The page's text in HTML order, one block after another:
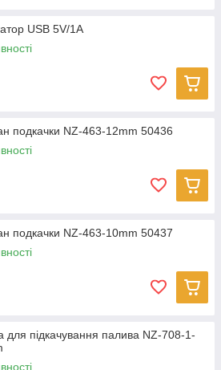
USB 5V/1A
подкачки NZ-463-12mm 50436
подкачки NZ-463-10mm 50437
для підкачування палива NZ-708-1-